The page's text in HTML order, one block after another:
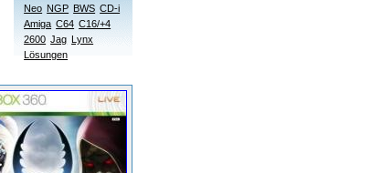
Neo NGP BWS CD-i
Amiga C64 C16/+4
2600 Jag Lynx
Lösungen